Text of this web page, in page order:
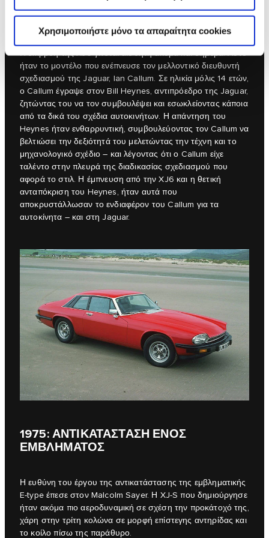
Χρησιμοποιήστε μόνο τα απαραίτητα cookies
δημιουργία του Lyons, και σε μια εποχή όπου τα άλλα
αυτοκίνητα άρχισαν να χάνουν τον χαρακτήρα τους, η
ταυτότητα της Jaguar έλαμπε ολοφάνερα.
Η επιρροή της XJ6 γίνεται αισθητή ακόμα και σήμερα. Αυτό
ήταν το μοντέλο που ενέπνευσε τον μελλοντικό διευθυντή
σχεδιασμού της Jaguar, Ian Callum. Σε ηλικία μόλις 14 ετών,
ο Callum έγραψε στον Bill Heynes, αντιπρόεδρο της Jaguar,
ζητώντας του να τον συμβουλέψει και εσωκλείοντας κάποια
από τα δικά του σχέδια αυτοκινήτων. Η απάντηση του
Heynes ήταν ενθαρρυντική, συμβουλεύοντας τον Callum να
βελτιώσει την δεξιότητά του μελετώντας την τέχνη και το
μηχανολογικό σχέδιο – και λέγοντας ότι ο Callum είχε
ταλέντο στην πλευρά της διαδικασίας σχεδιασμού που
αφορά το στιλ. Η έμπνευση από την XJ6 και η θετική
ανταπόκριση του Heynes, ήταν αυτά που
αποκρυστάλλωσαν το ενδιαφέρον του Callum για τα
αυτοκίνητα – και στη Jaguar.
1975: ΑΝΤΙΚΑΤΑΣΤΑΣΗ ΕΝΟΣ
ΕΜΒΛΗΜΑΤΟΣ
Η ευθύνη του έργου της αντικατάστασης της εμβληματικής
E‑type έπεσε στον Malcolm Sayer. Η XJ-S που δημιούργησε
ήταν ακόμα πιο αεροδυναμική σε σχέση την προκάτοχό της,
χάρη στην τρίτη κολώνα σε μορφή επίστεγης αντηρίδας και
το κοίλο πίσω της παράθυρο.